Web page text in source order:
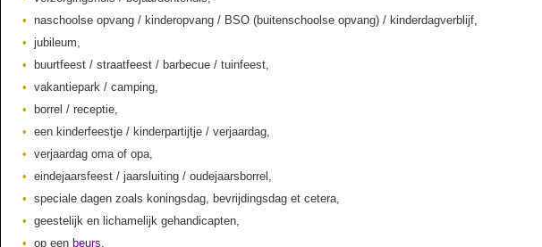
naschoolse opvang / kinderopvang / BSO (buitenschoolse opvang) / kinderdagverblijf,
jubileum,
buurtfeest / straatfeest / barbecue / tuinfeest,
vakantiepark / camping,
borrel / receptie,
een kinderfeestje / kinderpartijtje / verjaardag,
verjaardag oma of opa,
eindejaarsfeest / jaarsluiting / oudejaarsborrel,
speciale dagen zoals koningsdag, bevrijdingsdag et cetera,
geestelijk en lichamelijk gehandicapten,
op een beurs,